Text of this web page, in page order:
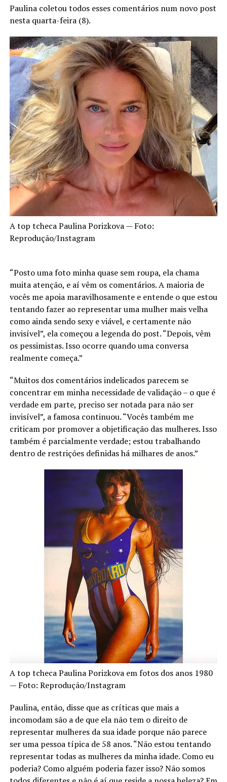
Paulina coletou todos esses comentários num novo post
nesta quarta-feira (8).
A top tcheca Paulina Porizkova — Foto:
Reprodução/Instagram
“Posto uma foto minha quase sem roupa, ela chama
muita atenção, e aí vêm os comentários. A maioria de
vocês me apoia maravilhosamente e entende o que estou
tentando fazer ao representar uma mulher mais velha
como ainda sendo sexy e viável, e certamente não
invisível”, ela começou a legenda do post. “Depois, vêm
os pessimistas. Isso ocorre quando uma conversa
realmente começa.”
“Muitos dos comentários indelicados parecem se
concentrar em minha necessidade de validação – o que é
verdade em parte, preciso ser notada para não ser
invisível”, a famosa continuou. “Vocês também me
criticam por promover a objetificação das mulheres. Isso
também é parcialmente verdade; estou trabalhando
dentro de restrições definidas há milhares de anos.”
A top tcheca Paulina Porizkova em fotos dos anos 1980
— Foto: Reprodução/Instagram
Paulina, então, disse que as críticas que mais a
incomodam são a de que ela não tem o direito de
representar mulheres da sua idade porque não parece
ser uma pessoa típica de 58 anos. “Não estou tentando
representar todas as mulheres da minha idade. Como eu
poderia? Como alguém poderia fazer isso? Não somos